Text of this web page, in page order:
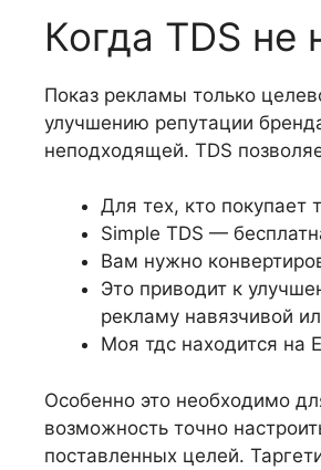
Когда TDS не
Показ рекламы только
улучшению репутации
неподходящей. TDS
Для тех, кто покупает
Simple TDS —
Вам нужно
Это приводит к
рекламу навязчивой
Моя тдс находится на
Особенно это необходимо
возможность точно
поставленных целей.